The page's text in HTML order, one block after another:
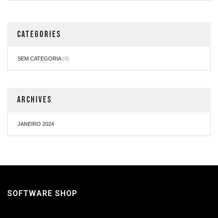
CATEGORIES
SEM CATEGORIA(4)
ARCHIVES
JANEIRO 2024
SOFTWARE SHOP